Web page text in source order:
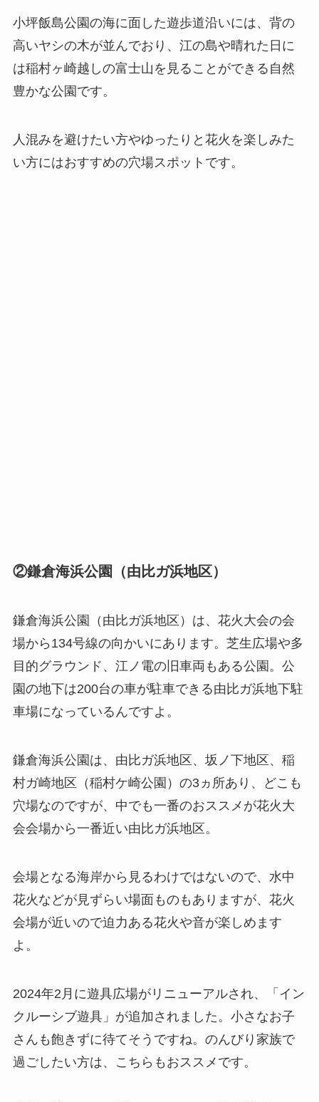
小坪飯島公園の海に面した遊歩道沿いには、背の
高いヤシの木が並んでおり、江の島や晴れた日に
は稲村ヶ崎越しの富士山を見ることができる自然
豊かな公園です。
人混みを避けたい方やゆったりと花火を楽しみた
い方にはおすすめの穴場スポットです。
②鎌倉海浜公園（由比ガ浜地区）
鎌倉海浜公園（由比ガ浜地区）は、花火大会の会
場から134号線の向かいにあります。芝生広場や多
目的グラウンド、江ノ電の旧車両もある公園。公
園の地下は200台の車が駐車できる由比ガ浜地下駐
車場になっているんですよ。
鎌倉海浜公園は、由比ガ浜地区、坂ノ下地区、稲
村ガ崎地区（稲村ケ崎公園）の3ヵ所あり、どこも
穴場なのですが、中でも一番のおススメが花火大
会会場から一番近い由比ガ浜地区。
会場となる海岸から見るわけではないので、水中
花火などが見ずらい場面ものもありますが、花火
会場が近いので迫力ある花火や音が楽しめます
よ。
2024年2月に遊具広場がリニューアルされ、「イン
クルーシブ遊具」が追加されました。小さなお子
さんも飽きずに待てそうですね。のんびり家族で
過ごしたい方は、こちらもおススメです。